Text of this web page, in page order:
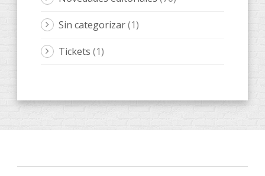
Sin categorizar(1)
Tickets (1)